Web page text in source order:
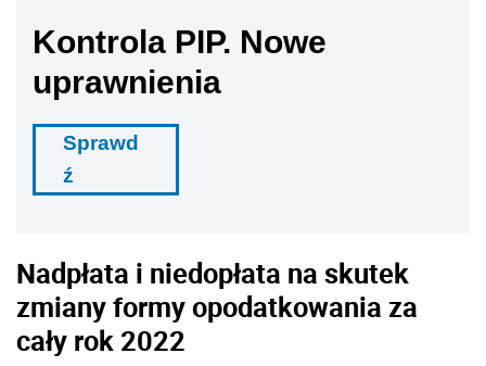
Kontrola PIP. Nowe
uprawnienia
Sprawd
ź
Nadpłata i niedopłata na skutek
zmiany formy opodatkowania za
cały rok 2022